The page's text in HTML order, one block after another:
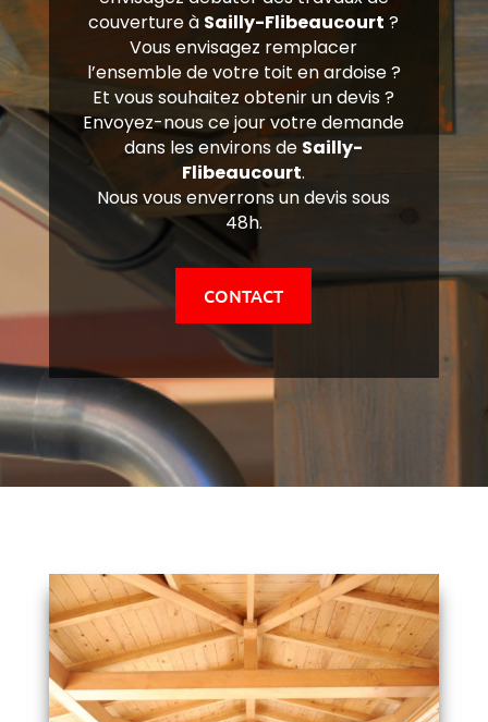
couverture à Sailly-Flibeaucourt ?
Vous envisagez remplacer
l’ensemble de votre toit en ardoise ?
Et vous souhaitez obtenir un devis ?
Envoyez-nous ce jour votre demande
dans les environs de Sailly-
Flibeaucourt.
Nous vous enverrons un devis sous
48h.
CONTACT